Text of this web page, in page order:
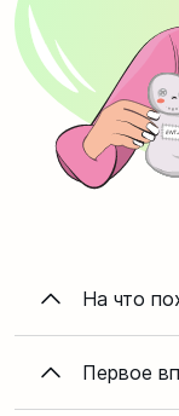
На что
Первое